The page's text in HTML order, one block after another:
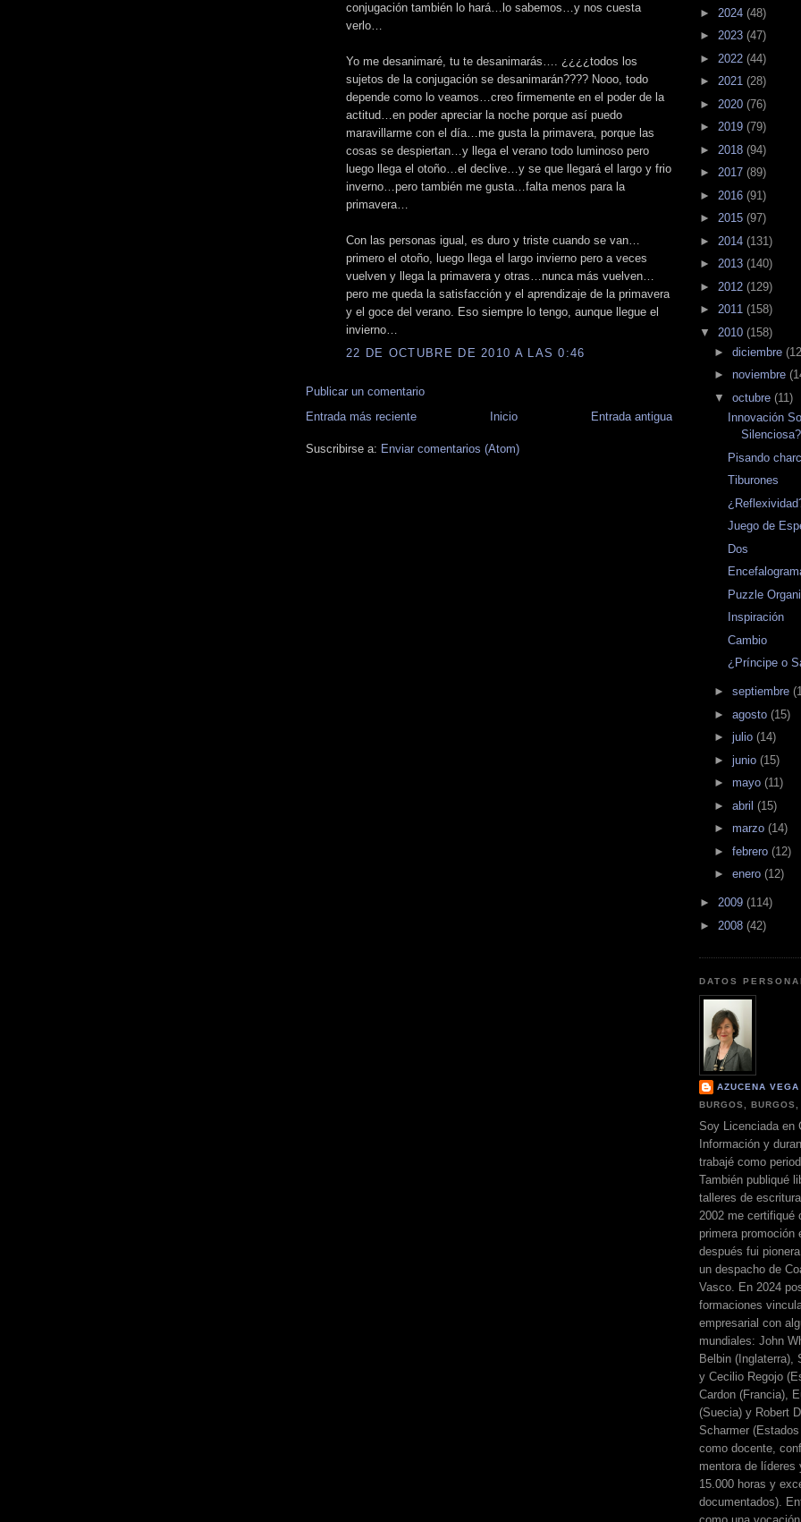
conjugación también lo hará…lo sabemos…y nos cuesta
verlo…
Yo me desanimaré, tu te desanimarás…. ¿¿¿¿todos los
sujetos de la conjugación se desanimarán???? Nooo, todo
depende como lo veamos…creo firmemente en el poder de la
actitud…en poder apreciar la noche porque así puedo
maravillarme con el día…me gusta la primavera, porque las
cosas se despiertan…y llega el verano todo luminoso pero
luego llega el otoño…el declive…y se que llegará el largo y frio
inverno…pero también me gusta…falta menos para la
primavera…
Con las personas igual, es duro y triste cuando se van…
primero el otoño, luego llega el largo invierno pero a veces
vuelven y llega la primavera y otras…nunca más vuelven…
pero me queda la satisfacción y el aprendizaje de la primavera
y el goce del verano. Eso siempre lo tengo, aunque llegue el
invierno…
22 DE OCTUBRE DE 2010 A LAS 0:46
Publicar un comentario
Entrada más reciente
Entrada antigua
Inicio
Suscribirse a: Enviar comentarios (Atom)
► 2024 (48)
► 2023 (47)
► 2022 (44)
► 2021 (28)
► 2020 (76)
► 2019 (79)
► 2018 (94)
► 2017 (89)
► 2016 (91)
► 2015 (97)
► 2014 (131)
► 2013 (140)
► 2012 (129)
► 2011 (158)
▼ 2010 (158)
► diciembre
► noviembre
▼ octubre (11)
Innovación
Silenciosa?
Pisando
Tiburones
Juego de
Dos
Puzzle
Inspiración
Cambio
¿Príncipe o
► septiembre
► agosto (15)
► julio (14)
► junio (15)
► mayo (11)
► abril (15)
► marzo (14)
► febrero (12)
► enero (12)
► 2009 (114)
► 2008 (42)
DATOS
AZUCENA
BURGOS,
Soy Licenciada en
Información y
trabajé como
También publiqué
talleres de
2002 me certifiqué
primera promoción
después fui
un despacho de
Vasco. En 2024
formaciones
empresarial con
mundiales: John
Belbin (Inglaterra),
y Cecilio Regojo
Cardon (Francia),
(Suecia) y Robert
Scharmer
como docente,
mentora de líderes
15.000 horas y
documentados).